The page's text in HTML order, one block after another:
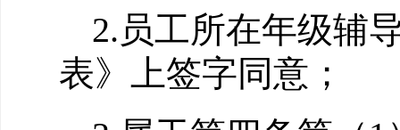
2.员工所在年级辅
表》上签字同意；